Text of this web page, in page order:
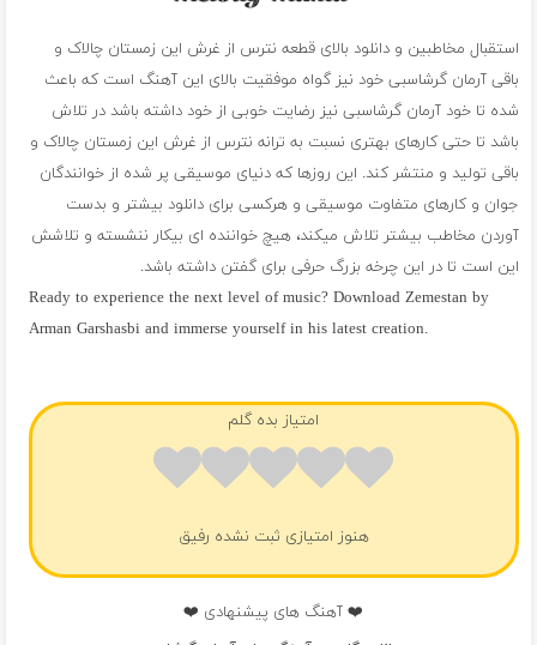
استقبال مخاطبین و دانلود بالای قطعه نترس از غرش این زمستان چالاک و
باقی آرمان گرشاسبی خود نیز گواه موفقیت بالای این آهنگ است که باعث
شده تا خود آرمان گرشاسبی نیز رضایت خوبی از خود داشته باشد در تلاش
باشد تا حتی کارهای بهتری نسبت به ترانه نترس از غرش این زمستان چالاک و
باقی تولید و منتشر کند. این روزها که دنیای موسیقی پر شده از خوانندگان
جوان و کارهای متفاوت موسیقی و هرکسی برای دانلود بیشتر و بدست
آوردن مخاطب بیشتر تلاش میکند، هیچ خواننده ای بیکار ننشسته و تلاشش
این است تا در این چرخه بزرگ حرفی برای گفتن داشته باشد.
Ready to experience the next level of music? Download Zemestan by
Arman Garshasbi and immerse yourself in his latest creation.
امتیاز بده گلم
هنوز امتیازی ثبت نشده رفیق
❤️ آهنگ های پیشنهادی ❤️